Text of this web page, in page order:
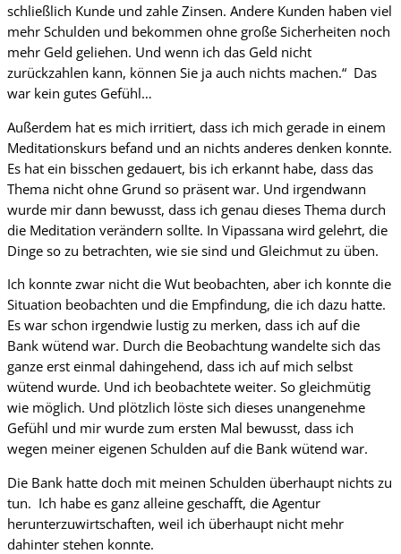
schließlich Kunde und zahle Zinsen. Andere Kunden haben viel
mehr Schulden und bekommen ohne große Sicherheiten noch
mehr Geld geliehen. Und wenn ich das Geld nicht
zurückzahlen kann, können Sie ja auch nichts machen.“ Das
war kein gutes Gefühl…
Außerdem hat es mich irritiert, dass ich mich gerade in einem
Meditationskurs befand und an nichts anderes denken konnte.
Es hat ein bisschen gedauert, bis ich erkannt habe, dass das
Thema nicht ohne Grund so präsent war. Und irgendwann
wurde mir dann bewusst, dass ich genau dieses Thema durch
die Meditation verändern sollte. In Vipassana wird gelehrt, die
Dinge so zu betrachten, wie sie sind und Gleichmut zu üben.
Ich konnte zwar nicht die Wut beobachten, aber ich konnte die
Situation beobachten und die Empfindung, die ich dazu hatte.
Es war schon irgendwie lustig zu merken, dass ich auf die
Bank wütend war. Durch die Beobachtung wandelte sich das
ganze erst einmal dahingehend, dass ich auf mich selbst
wütend wurde. Und ich beobachtete weiter. So gleichmütig
wie möglich. Und plötzlich löste sich dieses unangenehme
Gefühl und mir wurde zum ersten Mal bewusst, dass ich
wegen meiner eigenen Schulden auf die Bank wütend war.
Die Bank hatte doch mit meinen Schulden überhaupt nichts zu
tun. Ich habe es ganz alleine geschafft, die Agentur
herunterzuwirtschaften, weil ich überhaupt nicht mehr
dahinter stehen konnte.